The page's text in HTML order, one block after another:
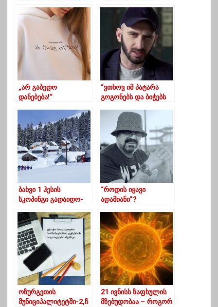
კუთხეში ზის და
ულუკმაპურობით
ხდება ცუდად”
პასუხი
„არ გაბედო
დანებება!“
“ვთხოვ იმ პატარა
გოგონებს და ბიჭებს
ილაპრაკეთ!
მოძებნეთ ის, ვინც
მოგისმენთ”
ბახვი 1 ჰესის
სკოპინგი გადაიდო-
ჩოხატაურის მერი?
“როდის იყავი
ადამიანი”?
ოზურგეთის
მუნიციპალიტეტში-2,ჩ
21 ივნისს ზაფხულის
მზებუდობაა – როგორ